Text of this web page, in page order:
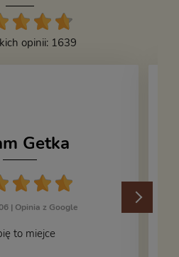
opinii: 1639
Getka
| Opinia z Google
to miejce